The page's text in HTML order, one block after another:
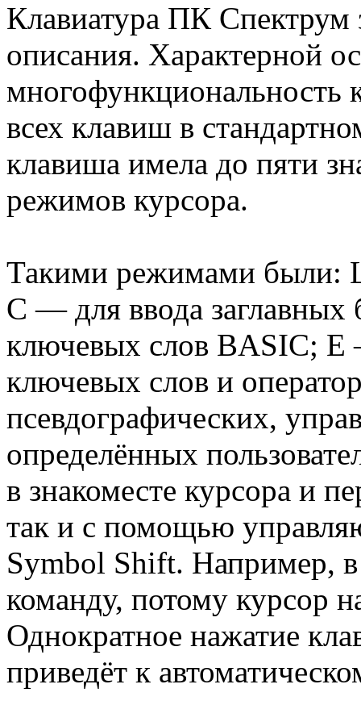
Клавиатура ПК Спектрум
описания. Характерной
многофункциональность
всех клавиш в
клавиша имела до пяти
режимов курсора.
Такими режимами были:
C — для ввода
ключевых слов BASIC; E
ключевых слов и
псевдографических,
определённых
в знакоместе курсора и
так и с помощью
Symbol Shift. Например,
команду, потому курсор
Однократное нажатие
приведёт к